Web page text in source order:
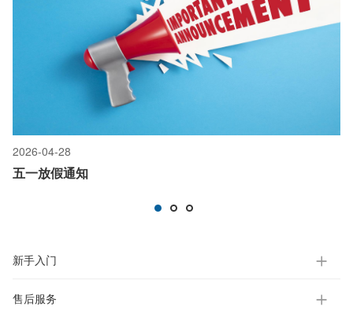
2026-04-28
五一放假通知
新手入门
售后服务